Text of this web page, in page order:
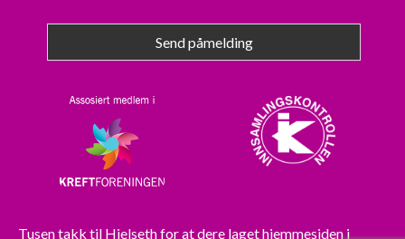
Send påmelding
Tusen takk til Hjelsethfor at dere laget hjemmesiden i